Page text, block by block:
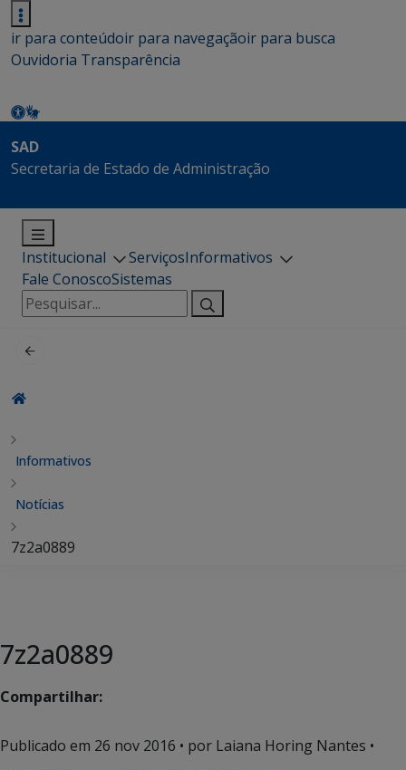
ir para conteúdoir para navegaçãoir para busca
Ouvidoria Transparência
SAD
Secretaria de Estado de Administração
Institucional ServiçosInformativos
Fale ConoscoSistemas
Pesquisar
por:
Informativos
Notícias
7z2a0889
7z2a0889
Compartilhar:
Publicado em 26 nov 2016 • por Laiana Horing Nantes •